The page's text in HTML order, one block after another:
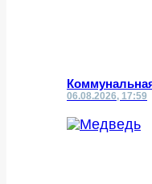
06.08.2026, 17:59